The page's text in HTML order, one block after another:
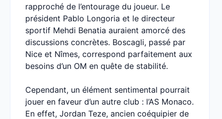
rapproché de l’entourage du joueur. Le
président Pablo Longoria et le directeur
sportif Mehdi Benatia auraient amorcé des
discussions concrètes. Boscagli, passé par
Nice et Nîmes, correspond parfaitement aux
besoins d’un OM en quête de stabilité.
Cependant, un élément sentimental pourrait
jouer en faveur d’un autre club : l’AS Monaco.
En effet, Jordan Teze, ancien coéquipier de